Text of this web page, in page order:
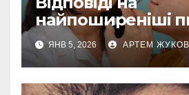
найпоширеніші
про догляд за
ЯНВ 5, 2026 АРТЕМ ЖУКОВ